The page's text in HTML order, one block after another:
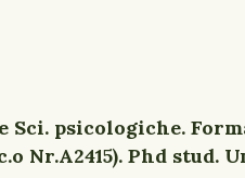
Sci. psicologiche.
Nr.A2415). Phd stud.